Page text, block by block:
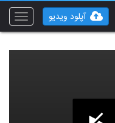
Toggle
آپلود ویدیو